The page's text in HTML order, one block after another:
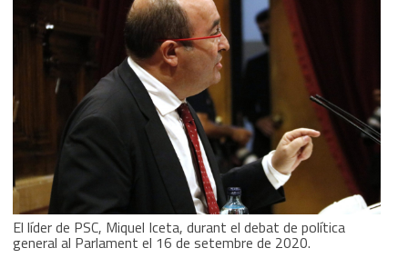
El líder de PSC, Miquel Iceta, durant el debat de política
general al Parlament el 16 de setembre de 2020.